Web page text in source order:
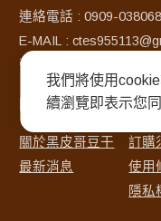
連絡電話 : 0909-038068
E-MAIL :
營業時間 : 10:00-18:00
關於我們
關於黑皮哥豆干
最新消息
會
訂購
使用
隱私
我們將使用
續瀏覽即表示您